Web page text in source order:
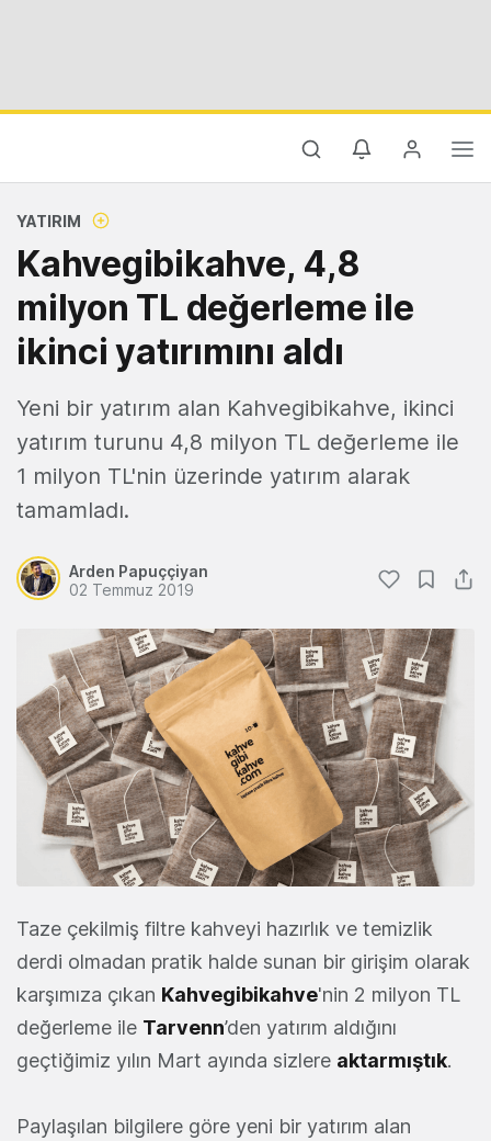
YATIRIM
Kahvegibikahve, 4,8
milyon TL değerleme ile
ikinci yatırımını aldı
Yeni bir yatırım alan Kahvegibikahve, ikinci
yatırım turunu 4,8 milyon TL değerleme ile
1 milyon TL'nin üzerinde yatırım alarak
tamamladı.
Arden Papuççiyan
02 Temmuz 2019
Taze çekilmiş filtre kahveyi hazırlık ve temizlik
derdi olmadan pratik halde sunan bir girişim olarak
karşımıza çıkan Kahvegibikahve'nin 2 milyon TL
değerleme ile Tarvenn’den yatırım aldığını
geçtiğimiz yılın Mart ayında sizlere aktarmıştık.
Paylaşılan bilgilere göre yeni bir yatırım alan